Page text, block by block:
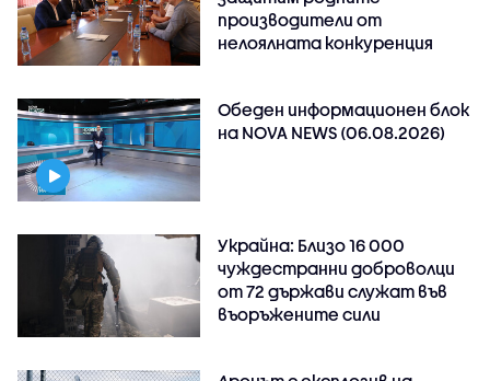
производители от
нелоялната конкуренция
Обеден информационен блок
на NOVA NEWS (06.08.2026)
Украйна: Близо 16 000
чуждестранни доброволци
от 72 държави служат във
въоръжените сили